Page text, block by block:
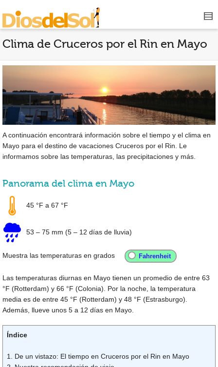
Clima de Cruceros por el Rin en Mayo
A continuación encontrará información sobre el tiempo y el clima en
Mayo para el destino de vacaciones Cruceros por el Rin. Le
informamos sobre las temperaturas, las precipitaciones y más.
Panorama del clima en Mayo
45 °F a 67 °F
53 – 75 mm (5 – 12 días de lluvia)
Muestra las temperaturas en grados
Las temperaturas diurnas en Mayo tienen un promedio de entre 63
°F (Rotterdam) y 66 °F (Colonia). Por la noche, la temperatura
media es de entre 45 °F (Rotterdam) y 48 °F (Estrasburgo).
Además, llueve unos 5 a 12 días en Mayo.
Índice
1. De un vistazo: El tiempo en Cruceros por el Rin en Mayo